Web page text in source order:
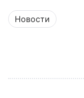
Новости